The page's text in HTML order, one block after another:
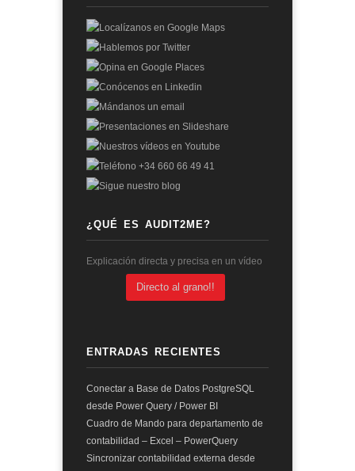
¿QUÉ ES AUDIT2ME?
Explicación directa y precisa en un vídeo
Directo al grano!!
ENTRADAS RECIENTES
Conectar a Base de Datos PostgreSQL
desde Power Query / Power BI
Cuadro de Mando para departamento de
contabilidad – Excel – PowerQuery
Sincronizar contabilidad externa desde